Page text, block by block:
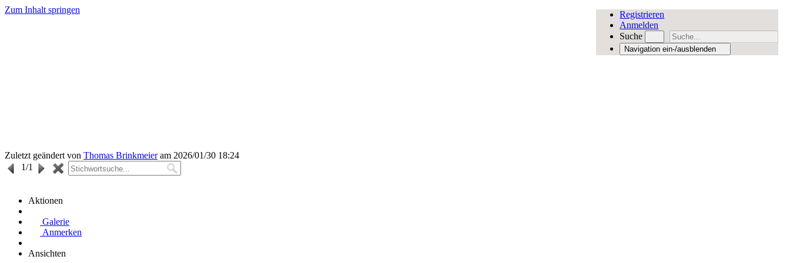
Zum Inhalt springen
Registrieren
Anmelden
Suche
Navigation ein-/ausblenden
Zuletzt geändert von Thomas Brinkmeieram 2026/01/30 18:24
1/1
Aktionen
Galerie
Anmerken
Ansichten